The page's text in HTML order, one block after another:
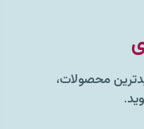
محصولات،